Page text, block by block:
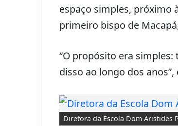
espaço simples, próximo
primeiro bispo de
“O propósito era
disso ao longo dos
Diretora da Escola Dom Aristides